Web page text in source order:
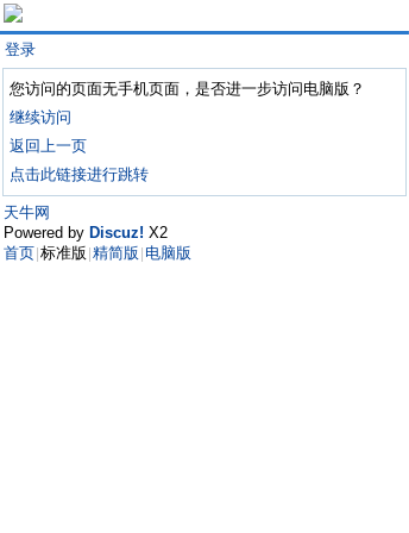
登录
您访问的页面无手机页面，是否进一步访问电脑版？
继续访问
返回上一页
点击此链接进行跳转
天牛网
Powered by Discuz! X2
首页 标准版 精简版 电脑版